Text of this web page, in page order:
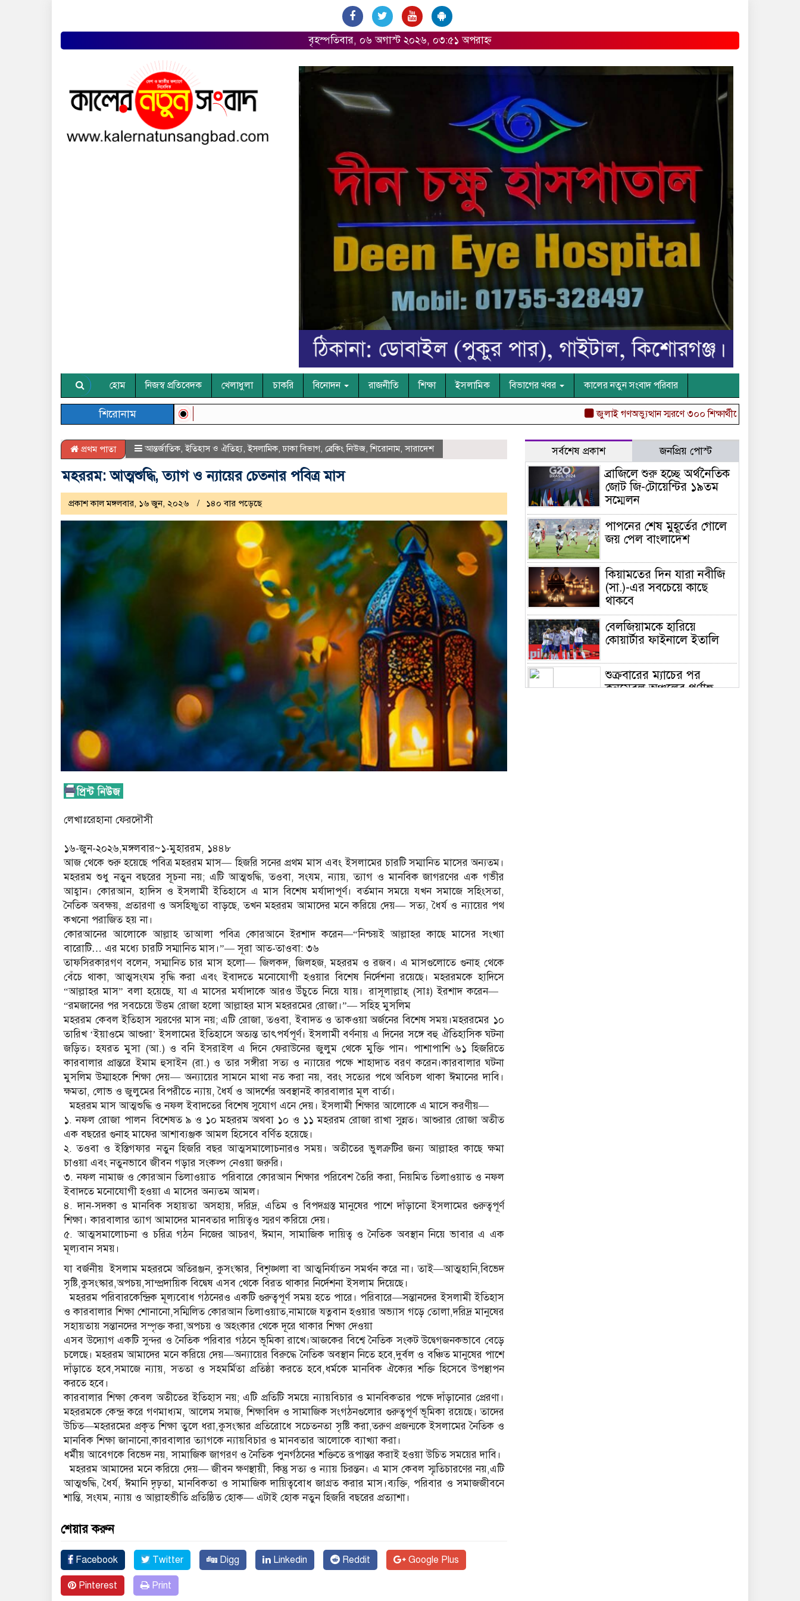
বৃহস্পতিবার, ০৬ অগাস্ট ২০২৬, ০৩:৫১ অপরাহ্ন
হোম নিজস্ব প্রতিবেদক খেলাধুলা চাকরি বিনোদন রাজনীতি শিক্ষা ইসলামিক বিভাগের খবর কালের নতুন সংবাদ পরিবার
শিরোনাম জুলাই গণঅভ্যুত্থান স্মরণে ৩০০ শিক্ষার্থীদের মাঝে গাছে চারা বিতরণ
প্রথম পাতা আন্তর্জাতিক,ইতিহাস ও ঐতিহ্য,ইসলামিক,ঢাকা বিভাগ, ব্রেকিং নিউজ,শিরোনাম,সারাদেশ
মহররম: আত্মশুদ্ধি, ত্যাগ ও ন্যায়ের চেতনার পবিত্র মাস
প্রকাশ কাল মঙ্গলবার, ১৬ জুন, ২০২৬ ১৪০ বার পড়েছে
লেখাঃরেহানা ফেরদৌসী
১৬-জুন-২০২৬,মঙ্গলবার~১-মুহাররম, ১৪৪৮
আজ থেকে শুরু হয়েছে পবিত্র মহররম মাস— হিজরি সনের প্রথম মাস এবং ইসলামের চারটি সম্মানিত মাসের অন্যতম।
মহররম শুধু নতুন বছরের সূচনা নয়; এটি আত্মশুদ্ধি, তওবা, সংযম, ন্যায়, ত্যাগ ও মানবিক জাগরণের এক গভীর
আহ্বান। কোরআন, হাদিস ও ইসলামী ইতিহাসে এ মাস বিশেষ মর্যাদাপূর্ণ। বর্তমান সময়ে যখন সমাজে সহিংসতা,
নৈতিক অবক্ষয়, প্রতারণা ও অসহিষ্ণুতা বাড়ছে, তখন মহররম আমাদের মনে করিয়ে দেয়— সত্য, ধৈর্য ও ন্যায়ের পথ
কখনো পরাজিত হয় না।
কোরআনের আলোকে আল্লাহ তাআলা পবিত্র কোরআনে ইরশাদ করেন—“নিশ্চয়ই আল্লাহর কাছে মাসের সংখ্যা
বারোটি… এর মধ্যে চারটি সম্মানিত মাস।”— সূরা আত-তাওবা: ৩৬
তাফসিরকারগণ বলেন, সম্মানিত চার মাস হলো— জিলকদ, জিলহজ, মহররম ও রজব। এ মাসগুলোতে গুনাহ থেকে
বেঁচে থাকা, আত্মসংযম বৃদ্ধি করা এবং ইবাদতে মনোযোগী হওয়ার বিশেষ নির্দেশনা রয়েছে। মহররমকে হাদিসে
“আল্লাহর মাস” বলা হয়েছে, যা এ মাসের মর্যাদাকে আরও উঁচুতে নিয়ে যায়। রাসূলাল্লাহ্ (সাঃ) ইরশাদ করেন—
“রমজানের পর সবচেয়ে উত্তম রোজা হলো আল্লাহর মাস মহররমের রোজা।”— সহিহ মুসলিম
মহররম কেবল ইতিহাস স্মরণের মাস নয়; এটি রোজা, তওবা, ইবাদত ও তাকওয়া অর্জনের বিশেষ সময়।মহররমের ১০
তারিখ ‘ইয়াওমে আশুরা’ ইসলামের ইতিহাসে অত্যন্ত তাৎপর্যপূর্ণ। ইসলামী বর্ণনায় এ দিনের সঙ্গে বহু ঐতিহাসিক ঘটনা
জড়িত। হযরত মুসা (আ.) ও বনি ইসরাইল এ দিনে ফেরাউনের জুলুম থেকে মুক্তি পান। পাশাপাশি ৬১ হিজরিতে
কারবালার প্রান্তরে ইমাম হুসাইন (রা.) ও তার সঙ্গীরা সত্য ও ন্যায়ের পক্ষে শাহাদাত বরণ করেন।কারবালার ঘটনা
মুসলিম উম্মাহকে শিক্ষা দেয়— অন্যায়ের সামনে মাথা নত করা নয়, বরং সত্যের পথে অবিচল থাকা ঈমানের দাবি।
ক্ষমতা, লোভ ও জুলুমের বিপরীতে ন্যায়, ধৈর্য ও আদর্শের অবস্থানই কারবালার মূল বার্তা।
মহররম মাস আত্মশুদ্ধি ও নফল ইবাদতের বিশেষ সুযোগ এনে দেয়। ইসলামী শিক্ষার আলোকে এ মাসে করণীয়—
১. নফল রোজা পালন বিশেষত ৯ ও ১০ মহররম অথবা ১০ ও ১১ মহররম রোজা রাখা সুন্নত। আশুরার রোজা অতীত
এক বছরের গুনাহ মাফের আশাব্যঞ্জক আমল হিসেবে বর্ণিত হয়েছে।
২. তওবা ও ইস্তিগফার নতুন হিজরি বছর আত্মসমালোচনারও সময়। অতীতের ভুলত্রুটির জন্য আল্লাহর কাছে ক্ষমা
চাওয়া এবং নতুনভাবে জীবন গড়ার সংকল্প নেওয়া জরুরি।
৩. নফল নামাজ ও কোরআন তিলাওয়াত পরিবারে কোরআন শিক্ষার পরিবেশ তৈরি করা, নিয়মিত তিলাওয়াত ও নফল
ইবাদতে মনোযোগী হওয়া এ মাসের অন্যতম আমল।
৪. দান-সদকা ও মানবিক সহায়তা অসহায়, দরিদ্র, এতিম ও বিপদগ্রস্ত মানুষের পাশে দাঁড়ানো ইসলামের গুরুত্বপূর্ণ
শিক্ষা। কারবালার ত্যাগ আমাদের মানবতার দায়িত্বও স্মরণ করিয়ে দেয়।
৫. আত্মসমালোচনা ও চরিত্র গঠন নিজের আচরণ, ঈমান, সামাজিক দায়িত্ব ও নৈতিক অবস্থান নিয়ে ভাবার এ এক
মূল্যবান সময়।
যা বর্জনীয় ইসলাম মহররমে অতিরঞ্জন, কুসংস্কার, বিশৃঙ্খলা বা আত্মনির্যাতন সমর্থন করে না। তাই—আত্মহানি,বিভেদ
সৃষ্টি,কুসংস্কার,অপচয়,সাম্প্রদায়িক বিদ্বেষ এসব থেকে বিরত থাকার নির্দেশনা ইসলাম দিয়েছে।
মহররম পরিবারকেন্দ্রিক মূল্যবোধ গঠনেরও একটি গুরুত্বপূর্ণ সময় হতে পারে। পরিবারে—সন্তানদের ইসলামী ইতিহাস
ও কারবালার শিক্ষা শোনানো,সম্মিলিত কোরআন তিলাওয়াত,নামাজে যত্নবান হওয়ার অভ্যাস গড়ে তোলা,দরিদ্র মানুষের
সহায়তায় সন্তানদের সম্পৃক্ত করা,অপচয় ও অহংকার থেকে দূরে থাকার শিক্ষা দেওয়া
এসব উদ্যোগ একটি সুন্দর ও নৈতিক পরিবার গঠনে ভূমিকা রাখে।আজকের বিশ্বে নৈতিক সংকট উদ্বেগজনকভাবে বেড়ে
চলেছে। মহররম আমাদের মনে করিয়ে দেয়—অন্যায়ের বিরুদ্ধে নৈতিক অবস্থান নিতে হবে,দুর্বল ও বঞ্চিত মানুষের পাশে
দাঁড়াতে হবে,সমাজে ন্যায়, সততা ও সহমর্মিতা প্রতিষ্ঠা করতে হবে,ধর্মকে মানবিক ঐক্যের শক্তি হিসেবে উপস্থাপন
করতে হবে।
কারবালার শিক্ষা কেবল অতীতের ইতিহাস নয়; এটি প্রতিটি সময়ে ন্যায়বিচার ও মানবিকতার পক্ষে দাঁড়ানোর প্রেরণা।
মহররমকে কেন্দ্র করে গণমাধ্যম, আলেম সমাজ, শিক্ষাবিদ ও সামাজিক সংগঠনগুলোর গুরুত্বপূর্ণ ভূমিকা রয়েছে। তাদের
উচিত—মহররমের প্রকৃত শিক্ষা তুলে ধরা,কুসংস্কার প্রতিরোধে সচেতনতা সৃষ্টি করা,তরুণ প্রজন্মকে ইসলামের নৈতিক ও
মানবিক শিক্ষা জানানো,কারবালার ত্যাগকে ন্যায়বিচার ও মানবতার আলোকে ব্যাখ্যা করা।
ধর্মীয় আবেগকে বিভেদ নয়, সামাজিক জাগরণ ও নৈতিক পুনর্গঠনের শক্তিতে রূপান্তর করাই হওয়া উচিত সময়ের দাবি।
মহররম আমাদের মনে করিয়ে দেয়— জীবন ক্ষণস্থায়ী, কিন্তু সত্য ও ন্যায় চিরন্তন। এ মাস কেবল স্মৃতিচারণের নয়,এটি
আত্মশুদ্ধি, ধৈর্য, ঈমানি দৃঢ়তা, মানবিকতা ও সামাজিক দায়িত্ববোধ জাগ্রত করার মাস।ব্যক্তি, পরিবার ও সমাজজীবনে
শান্তি, সংযম, ন্যায় ও আল্লাহভীতি প্রতিষ্ঠিত হোক— এটাই হোক নতুন হিজরি বছরের প্রত্যাশা।
শেয়ার করুন
Facebook Twitter Digg Linkedin Reddit Google Plus
Pinterest Print
সর্বশেষ প্রকাশ জনপ্রিয় পোস্ট
ব্রাজিলে শুরু হচ্ছে অর্থনৈতিক
জোট জি-টোয়েন্টির ১৯তম
সম্মেলন
পাপনের শেষ মুহূর্তের গোলে
জয় পেল বাংলাদেশ
কিয়ামতের দিন যারা নবীজি
(সা.)-এর সবচেয়ে কাছে
থাকবে
বেলজিয়ামকে হারিয়ে
কোয়ার্টার ফাইনালে ইতালি
শুক্রবারের ম্যাচের পর
কনমেবল অঞ্চলের পূর্ণাঙ্গ